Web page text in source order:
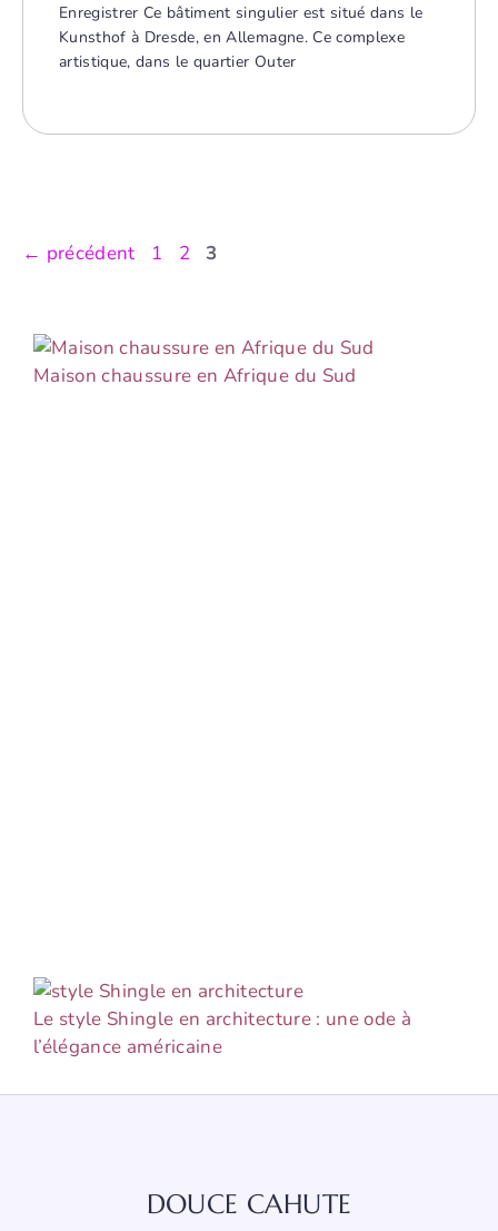
Enregistrer Ce bâtiment singulier est situé dans le
Kunsthof à Dresde, en Allemagne. Ce complexe
artistique, dans le quartier Outer
← précédent Page
1 Page
2 Page
3
Maison chaussure en Afrique du Sud
Le style Shingle en architecture : une ode à
l’élégance américaine
DOUCE CAHUTE